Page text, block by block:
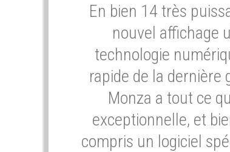
En bien 14 très
nouvel affichage
technologie
rapide de la dernière
Monza a tout ce
exceptionnelle, et
compris un logiciel